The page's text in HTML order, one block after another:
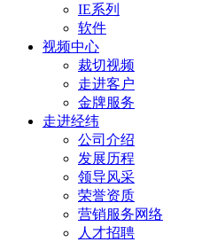
IE系列
软件
视频中心
裁切视频
走进客户
金牌服务
走进经纬
公司介绍
发展历程
领导风采
荣誉资质
营销服务网络
人才招聘